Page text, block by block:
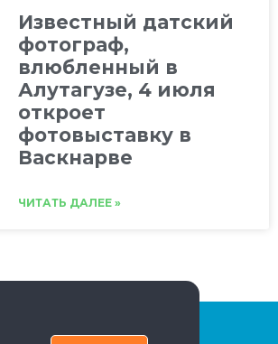
Известный датский
фотограф,
влюбленный в
Алутагузе, 4 июля
откроет
фотовыставку в
Васкнарве
ЧИТАТЬ ДАЛЕЕ »